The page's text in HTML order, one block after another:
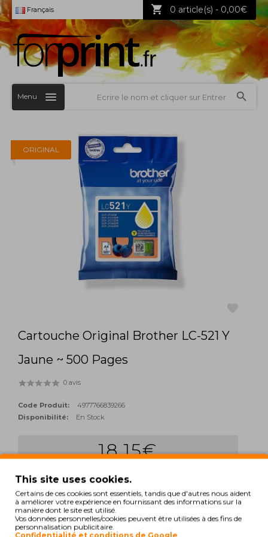
Français 0 article(s) - 0,00€
Menu
ORIGINAL
Cartouche Original Brother LC-521 Y
Jaune ~ 500 Pages
0 avis
Code Produit:
4977766839266
Disponibilité:
En Stock
18,15€
Qté:
Hors Taxes: 14,76€
TAGS:
This site uses cookies.
Certains de ces cookies sont essentiels, tandis que d'autres nous aident
à améliorer votre expérience en fournissant des informations sur la
manière dont le site est utilisé.
Vos données personnelles/cookies peuvent être utilisées à des fins de
personnalisation publicitaire.
Confidentialité et conditions de Google